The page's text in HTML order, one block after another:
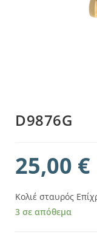
D9876G
25,00 €
Κολιέ σταυρός
3 σε απόθεμα